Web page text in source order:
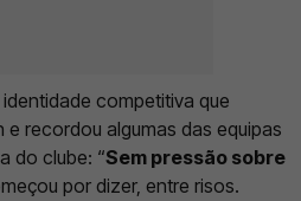
competitiva que
recordou algumas das equipas
do clube: “Sem pressão sobre
por dizer, entre risos.